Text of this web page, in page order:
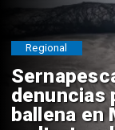
denuncias
ballena en
Regional